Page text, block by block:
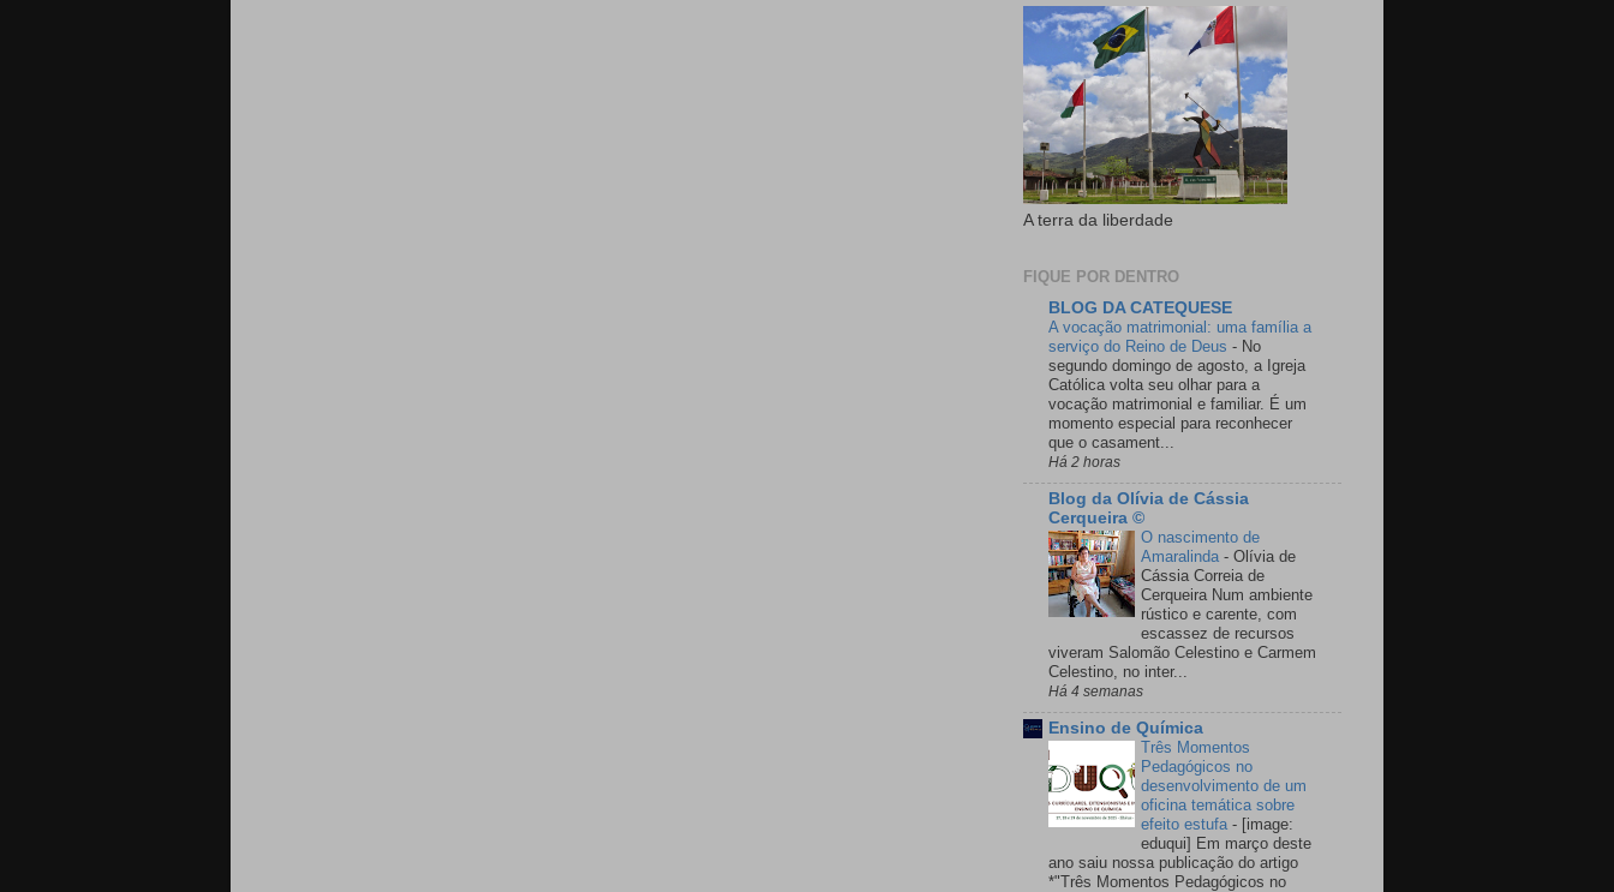
A terra da liberdade
FIQUE POR DENTRO
BLOG DA CATEQUESE
A vocação matrimonial: uma família a
serviço do Reino de Deus - No
segundo domingo de agosto, a Igreja
Católica volta seu olhar para a
vocação matrimonial e familiar. É um
momento especial para reconhecer
que o casament...
Há 2 horas
Blog da Olívia de Cássia
Cerqueira ©
O nascimento de
Amaralinda - Olívia de
Cássia Correia de
Cerqueira Num ambiente
rústico e carente, com
escassez de recursos
viveram Salomão Celestino e Carmem
Celestino, no inter...
Há 4 semanas
Ensino de Química
Três Momentos
Pedagógicos no
desenvolvimento de um
oficina temática sobre
efeito estufa - [image:
eduqui] Em março deste
ano saiu nossa publicação do artigo
*"Três Momentos Pedagógicos no